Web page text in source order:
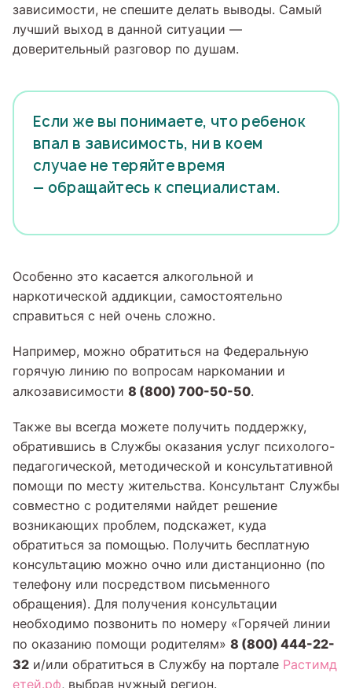
зависимости, не спешите делать выводы. Самый
лучший выход в данной ситуации —
доверительный разговор по душам.
Если же вы понимаете, что ребенок
впал в зависимость, ни в коем
случае не теряйте время
— обращайтесь к специалистам.
Особенно это касается алкогольной и
наркотической аддикции, самостоятельно
справиться с ней очень сложно.
Например, можно обратиться на Федеральную
горячую линию по вопросам наркомании и
алкозависимости 8 (800) 700-50-50.
Также вы всегда можете получить поддержку,
обратившись в Службы оказания услуг психолого-
педагогической, методической и консультативной
помощи по месту жительства. Консультант Службы
совместно с родителями найдет решение
возникающих проблем, подскажет, куда
обратиться за помощью. Получить бесплатную
консультацию можно очно или дистанционно (по
телефону или посредством письменного
обращения). Для получения консультации
необходимо позвонить по номеру «Горячей линии
по оказанию помощи родителям» 8 (800) 444-22-
32 и/или обратиться в Службу на портале Растимд
етей.рф, выбрав нужный регион.